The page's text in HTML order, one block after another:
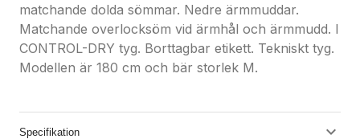
matchande dolda sömmar. Nedre ärmmuddar.
Matchande overlocksöm vid ärmhål och ärmmudd. I
CONTROL-DRY tyg. Borttagbar etikett. Tekniskt tyg.
Modellen är 180 cm och bär storlek M.
Specifikation